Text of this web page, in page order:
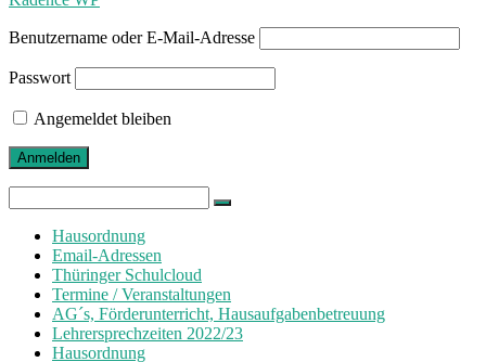
Benutzername oder E-Mail-Adresse
Passwort
Angemeldet bleiben
for:
Hausordnung
Email-Adressen
Thüringer Schulcloud
Termine / Veranstaltungen
AG´s, Förderunterricht, Hausaufgabenbetreuung
Lehrersprechzeiten 2022/23
Hausordnung